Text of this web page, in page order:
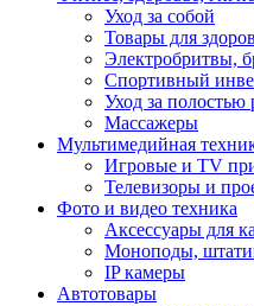
Уход за собой
Товары для
Электробритвы,
Спортивный
Уход за полостью
Массажеры
Мультимедийная
Игровые и TV
Телевизоры и
Фото и видео техника
Аксессуары для
Моноподы,
IP камеры
Автотовары